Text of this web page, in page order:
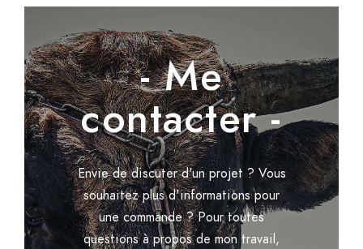
- Me
contacter -
Envie de discuter d'un projet ? Vous
souhaitez plus d'informations pour
une commande ? Pour toutes
questions à propos de mon travail,